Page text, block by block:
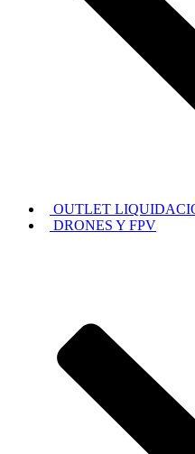
OUTLET
DRONES Y FPV